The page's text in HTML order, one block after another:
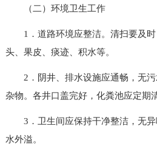
（二）环境卫生工作
1．道路环境应整洁。清扫要及时
头、果皮、痰迹、积水等。
2．阴井、排水设施应通畅，无污
杂物。各井口盖完好，化粪池应定期
3．卫生间应保持干净整洁，无异
水外溢。